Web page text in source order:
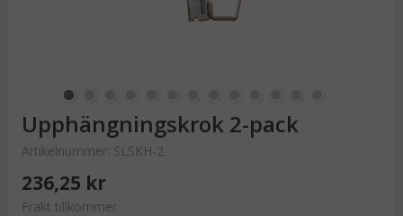
Upphängningskrok 2-pack
Artikelnummer: SLSKH-2
236,25 kr
Frakt tillkommer